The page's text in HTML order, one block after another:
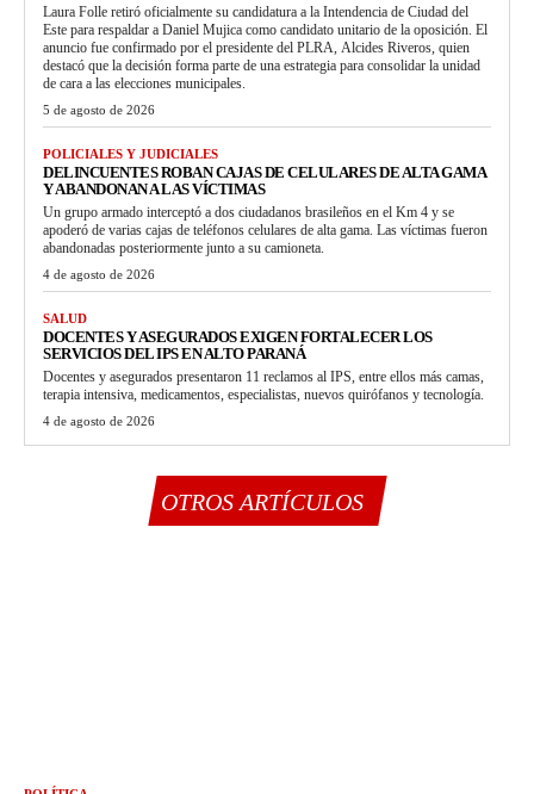
Laura Folle retiró oficialmente su candidatura a la Intendencia de Ciudad del
Este para respaldar a Daniel Mujica como candidato unitario de la oposición. El
anuncio fue confirmado por el presidente del PLRA, Alcides Riveros, quien
destacó que la decisión forma parte de una estrategia para consolidar la unidad
de cara a las elecciones municipales.
5 de agosto de 2026
POLICIALES Y JUDICIALES
DELINCUENTES ROBAN CAJAS DE CELULARES DE ALTA GAMA
Y ABANDONAN A LAS VÍCTIMAS
Un grupo armado interceptó a dos ciudadanos brasileños en el Km 4 y se
apoderó de varias cajas de teléfonos celulares de alta gama. Las víctimas fueron
abandonadas posteriormente junto a su camioneta.
4 de agosto de 2026
SALUD
DOCENTES Y ASEGURADOS EXIGEN FORTALECER LOS
SERVICIOS DEL IPS EN ALTO PARANÁ
Docentes y asegurados presentaron 11 reclamos al IPS, entre ellos más camas,
terapia intensiva, medicamentos, especialistas, nuevos quirófanos y tecnología.
4 de agosto de 2026
OTROS ARTÍCULOS